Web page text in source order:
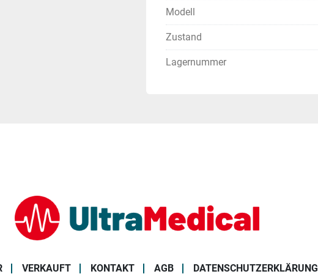
Modell
Zustand
Lagernummer
VERKAUFT KONTAKT AGB DATENSCHUTZERKLÄRUNG